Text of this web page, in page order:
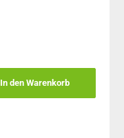
In den Warenkorb